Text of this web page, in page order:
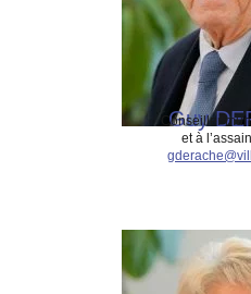
Guy
Conseiller
et à